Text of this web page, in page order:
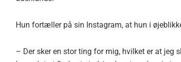
Hun fortæller på sin Instagram, at hun i
– Der sker en stor ting for mig, hvilket er at jeg